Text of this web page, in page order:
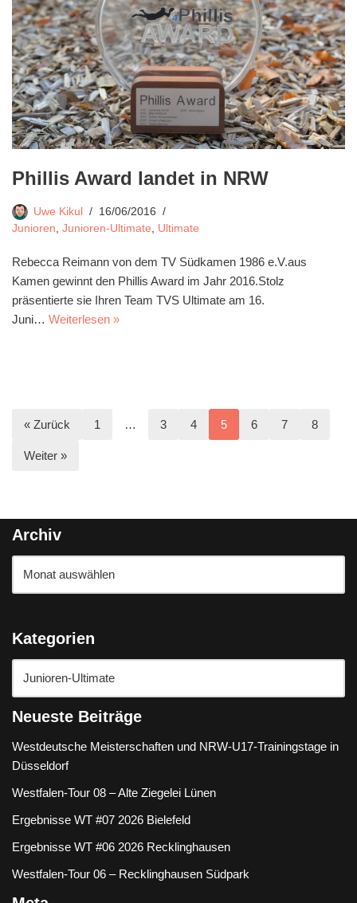
Phillis Award landet in NRW
Uwe Kikul
16/06/2016
Junioren, Junioren-Ultimate, Ultimate
Rebecca Reimann von dem TV Südkamen 1986 e.V.aus
Kamen gewinnt den Phillis Award im Jahr 2016.Stolz
präsentierte sie Ihren Team TVS Ultimate am 16.
Juni… Weiterlesen »
« Zurück 1 … 3 4 5 6 7 8
Weiter »
Archiv
Kategorien
Neueste Beiträge
Westdeutsche Meisterschaften und NRW-U17-Trainingstage in
Düsseldorf
Westfalen-Tour 08 – Alte Ziegelei Lünen
Ergebnisse WT #07 2026 Bielefeld
Ergebnisse WT #06 2026 Recklinghausen
Westfalen-Tour 06 – Recklinghausen Südpark